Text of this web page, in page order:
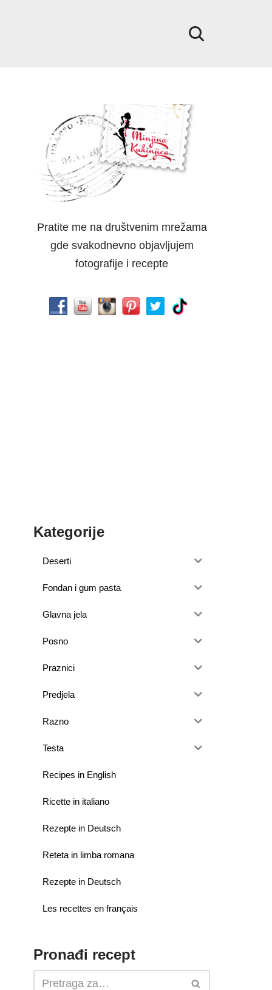
Pratite me na društvenim mrežama
gde svakodnevno objavljujem
fotografije i recepte
Kategorije
Deserti
Fondan i gum pasta
Glavna jela
Posno
Praznici
Predjela
Razno
Testa
Recipes in English
Ricette in italiano
Rezepte in Deutsch
Reteta in limba romana
Rezepte in Deutsch
Les recettes en français
Pronađi recept